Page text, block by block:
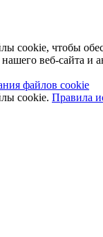
cookie, чтобы
веб-сайта и
файлов cookie
cookie. Правила